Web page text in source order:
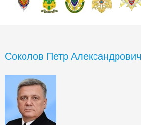
Соколов Петр Александрович